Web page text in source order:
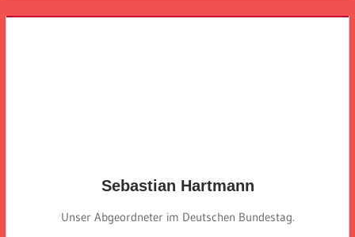
Sebastian Hartmann
Unser Abgeordneter im Deutschen Bundestag.